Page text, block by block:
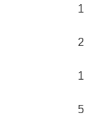
1
2
1
5